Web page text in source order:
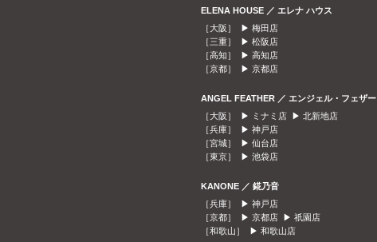
ELENA HOUSE ／ エレナ ハウス
［大阪］ ▶ 梅田店
［三重］ ▶ 松阪店
［高知］ ▶ 高知店
［京都］ ▶ 京都店
ANGEL FEATHER ／ エンジェル・フェザー
［大阪］ ▶
ミナミ店 ▶ 北新地店
［兵庫］ ▶ 神戸店
［宮城］ ▶ 仙台店
［東京］ ▶ 池袋店
KANONE ／ 錵乃音
［兵庫］ ▶ 神戸店
［京都］ ▶ 京都店 ▶ 祇園店
［和歌山］ ▶ 和歌山店